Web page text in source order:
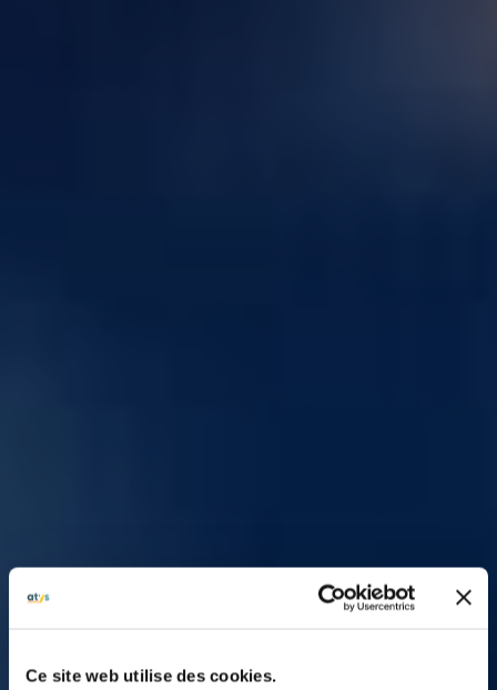
Ce site web utilise des cookies.